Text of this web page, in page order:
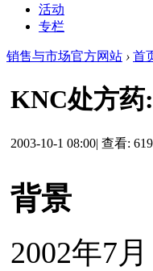
活动
专栏
销售与市场官方网站 › 首
KNC处方药
2003-10-1 08:00| 查看:
背景
2002年7